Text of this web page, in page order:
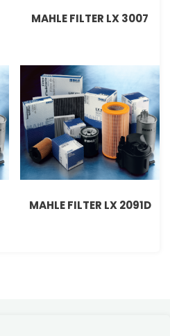
MAHLE FILTER LX 3007
MAHLE FILTER LX 2091D